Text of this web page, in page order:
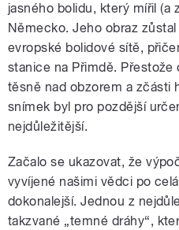
jasného bolidu, který mířil (a
Německo. Jeho obraz
evropské bolidové sítě,
stanice na Přimdě. Přestože
těsně nad obzorem a zčásti
snímek byl pro pozdější
nejdůležitější.
Začalo se ukazovat, že
vyvíjené našimi vědci po
dokonalejší. Jednou z
takzvané „temné dráhy“,